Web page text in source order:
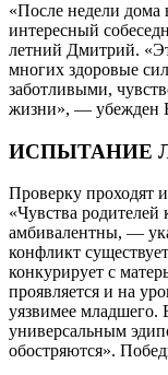
«После недели дома
интересный
летний Дмитрий.
многих здоровые
заботливыми,
жизни», — убежден
ИСПЫТАНИЕ
Проверку проходят
«Чувства родителей
амбивалентны, —
конфликт
конкурирует с
проявляется и на
уязвимее младшего.
универсальным
обостряются».